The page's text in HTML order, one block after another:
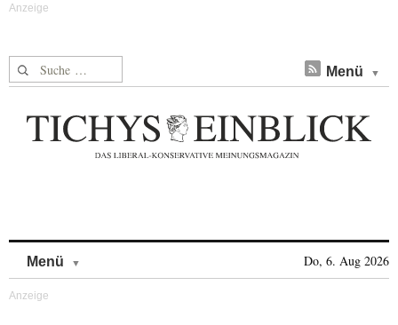
Suche nach: Menü
Menü Do, 6. Aug 2026